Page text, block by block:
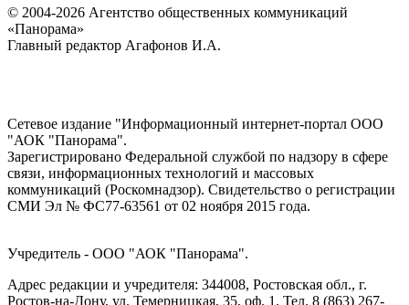
© 2004-2026 Агентство общественных коммуникаций
«Панорама»
Главный редактор Агафонов И.А.
Сетевое издание "Информационный интернет-портал ООО
"АОК "Панорама".
Зарегистрировано Федеральной службой по надзору в сфере
связи, информационных технологий и массовых
коммуникаций (Роскомнадзор). Cвидетельство о регистрации
СМИ Эл № ФС77-63561 от 02 ноября 2015 года.
Учредитель - ООО "АОК "Панорама".
Адрес редакции и учредителя: 344008, Ростовская обл., г.
Ростов-на-Дону, ул. Темерницкая, 35, оф. 1. Тел. 8 (863) 267-